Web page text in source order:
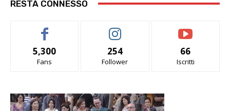
RESTA CONNESSO
5,300
Fans
254
Follower
66
Iscritti